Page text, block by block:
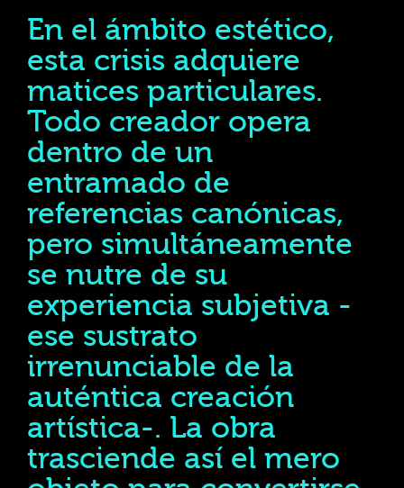
En el ámbito estético,
esta crisis adquiere
matices particulares.
Todo creador opera
dentro de un
entramado de
referencias canónicas,
pero simultáneamente
se nutre de su
experiencia subjetiva -
ese sustrato
irrenunciable de la
auténtica creación
artística-. La obra
trasciende así el mero